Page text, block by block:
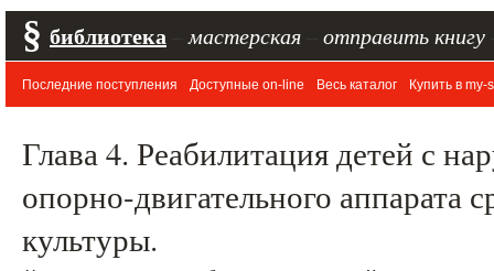
§ библиотека мастерская отправить книгу
Последние поступления Доступные on-line Весь каталог Купить в my-
Глава 4. Реабилитация детей с
опорно-двигательного аппарата
культуры.